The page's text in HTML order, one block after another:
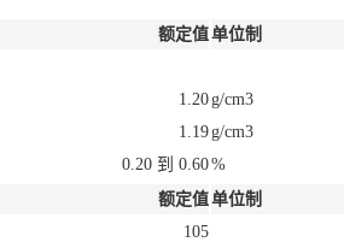
额定值单位制
1.20g/cm3
1.19g/cm3
0.20 到 0.60%
额定值单位制
105